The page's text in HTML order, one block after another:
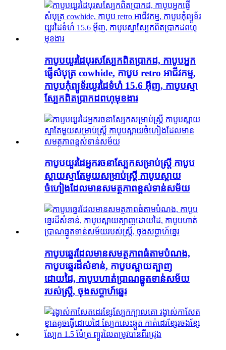
កាបូបយួរដៃបុរសស្បែកពិតប្រាកដ, កាបូបអ្នក
ផ្ញើសំបុត្រ cowhide, កាបូប retro អាជីវកម្ម,
កាបូបកុំព្យូទ័រយួរដៃទំហំ 15.6 អ៊ីញ, កាបូបស្មា
ស្បែកពិតប្រាកដពហុមុខងារ
កាបូបយួរដៃអ្នករចនាស្បែកសម្រាប់ស្ត្រី កាបូប
ស្ពាយស្មាតែមួយសម្រាប់ស្ត្រី កាបូបស្ពាយ
ចំហៀងដែលមានសមត្ថភាពខ្ពស់ទាន់សម័យ
កាបូបឆ្នេរដែលមានសមត្ថភាពធំតាមបំណង,
កាបូបឆ្នេរដ៏សំខាន់, កាបូបស្ពាយត្បាញ
ដោយដៃ, កាបូបហាត់ប្រាណឆ្នូតទាន់សម័យ
របស់ស្ត្រី, ចុងសប្តាហ៍ឆ្នេរ